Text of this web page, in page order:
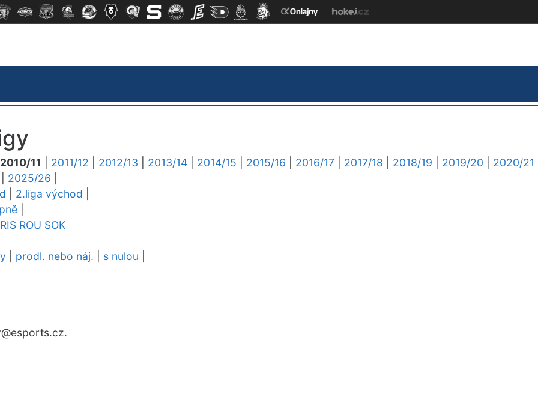
2010/11 2011/12 2012/13 2013/14 2014/15 2015/16 2016/17 2017/18 2018/19 2019/20
2020/21
2025/26
2.liga východ
RIS ROU SOK
prodl. nebo náj. s nulou
@esports.cz.